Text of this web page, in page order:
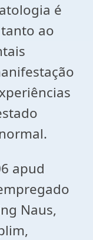
é
ao
apud
Naus,